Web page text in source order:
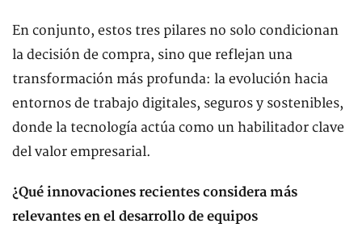
En conjunto, estos tres pilares no solo condicionan
la decisión de compra, sino que reflejan una
transformación más profunda: la evolución hacia
entornos de trabajo digitales, seguros y sostenibles,
donde la tecnología actúa como un habilitador clave
del valor empresarial.
¿Qué innovaciones recientes considera más
relevantes en el desarrollo de equipos